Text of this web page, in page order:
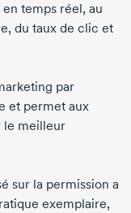
temps réel, au
du taux de clic et
par
et permet aux
le meilleur
sur la permission a
exemplaire,